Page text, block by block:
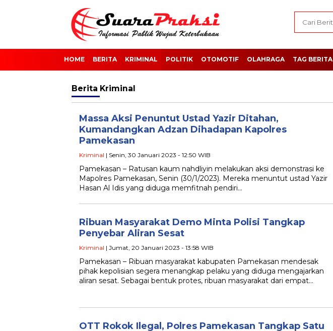
HOME BERITA KRIMINAL POLITIK OTOMOTIF OLAHRAGA TAG BERITA
Berita Kriminal
Massa Aksi Penuntut Ustad Yazir Ditahan,
Kumandangkan Adzan Dihadapan Kapolres
Pamekasan
Kriminal | Senin, 30 Januari 2023 - 12:50 WIB
Pamekasan – Ratusan kaum nahdliyin melakukan aksi demonstrasi ke
Mapolres Pamekasan, Senin (30/1/2023). Mereka menuntut ustad Yazir
Hasan Al Idis yang diduga memfitnah pendiri…
Ribuan Masyarakat Demo Minta Polisi Tangkap
Penyebar Aliran Sesat
Kriminal | Jumat, 20 Januari 2023 - 13:58 WIB
Pamekasan – Ribuan masyarakat kabupaten Pamekasan mendesak
pihak kepolisian segera menangkap pelaku yang diduga mengajarkan
aliran sesat. Sebagai bentuk protes, ribuan masyarakat dari empat…
OTT Rokok Ilegal, Polres Pamekasan Tangkap Satu